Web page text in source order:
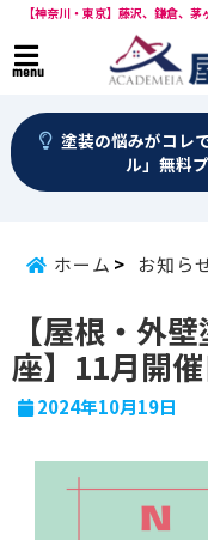
【神奈川・東京】藤沢、鎌倉、
menu
塗装の悩みがコレ
ル」無料
ホーム お知ら
【屋根・外
座】11月開
2024年10月19日